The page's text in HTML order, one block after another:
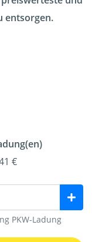
entsorgen.
€
PKW-Ladung